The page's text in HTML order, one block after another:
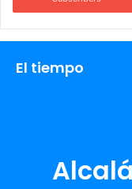
El tiempo